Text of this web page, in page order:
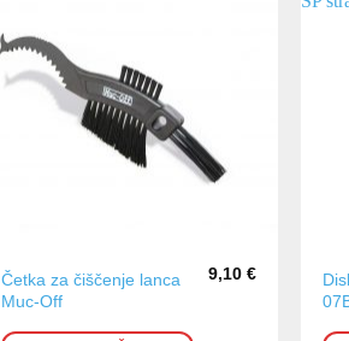
Četka za čiščenje lanca
Muc-Off
9,10€